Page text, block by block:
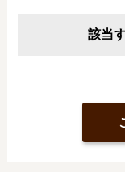
該当